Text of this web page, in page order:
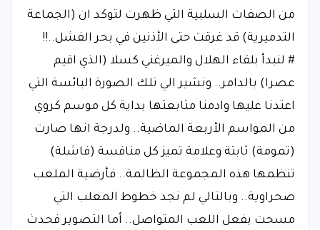
من الصفات السلبية التي ظهرت لتوكد ان (الجماعة
التدميرية) قد غرقت حتى الأذنين في بحر الفشل..!!
# لنبدأ بلقاء الهلال والميرغني كسلا (الذي اقيم
عصرا) بالدامر.. ونشير الي تلك الصورة البائسة التي
اعتدنا عليها وادمنا متابعتها بداية كل موسم كروي
من المواسم الأربعة الماضية.. ولدرجة انها صارت
(تمومة) ثابتة وعلامة تميز كل منافسة (فاشلة)
تنظمها هذه المجموعة الظالمة.. فأرضية الملعب
صحراوية.. وبالتالي لم نجد خطوط المعلب التي
مسحت بفعل اللعب المتواصل.. أما التصوير فحدث